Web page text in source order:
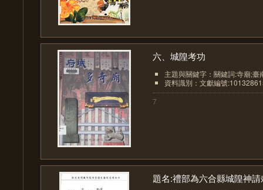
六、城隍考功
主題與關鍵字：關鍵詞:寺廟;臺
資料識別：文獻編號
7
題名:禮部為六合縣城隍神請